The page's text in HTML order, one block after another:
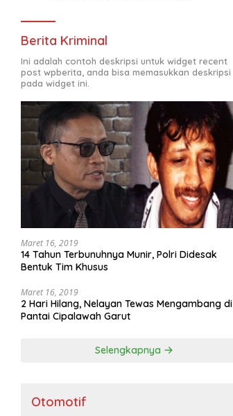
Berita Kriminal
Ini adalah contoh deskripsi untuk widget recent
post wpberita, anda bisa memasukkan deskripsi
pada widget ini.
Maret 16, 2019
14 Tahun Terbunuhnya Munir, Polri Didesak
Bentuk Tim Khusus
Maret 16, 2019
2 Hari Hilang, Nelayan Tewas Mengambang di
Pantai Cipalawah Garut
Selengkapnya
Otomotif